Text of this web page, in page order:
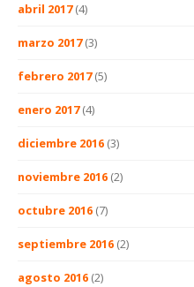
abril 2017(4)
marzo 2017(3)
febrero 2017(5)
enero 2017(4)
diciembre 2016 (3)
noviembre 2016 (2)
octubre 2016 (7)
septiembre 2016 (2)
agosto 2016 (2)